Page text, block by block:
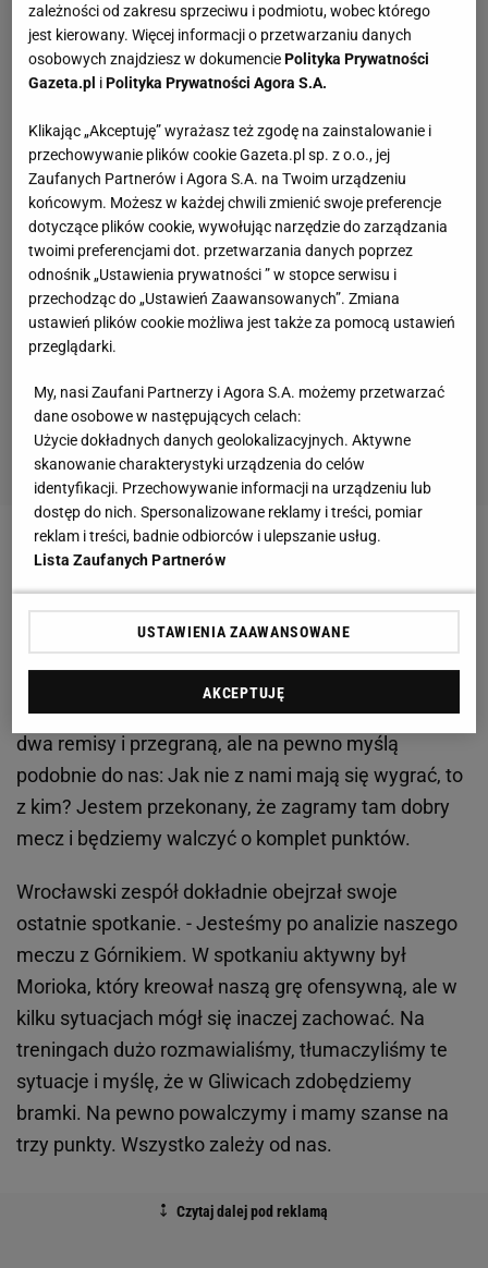
Szkoleniowiec WKS-u nie ukrywa, że jego celem jest
przywiezienie z Górnego Śląska trzech punktów. -
Jedziemy już do wicelidera, choć długo gliwiczanie
zajmowali pierwsze miejsce. Na własne życzenie
Piast rundę wiosenną zaczął gorzej od nas. Zaliczył
dwa remisy i przegraną, ale na pewno myślą
podobnie do nas: Jak nie z nami mają się wygrać, to
z kim? Jestem przekonany, że zagramy tam dobry
mecz i będziemy walczyć o komplet punktów.
Wrocławski zespół dokładnie obejrzał swoje
ostatnie spotkanie. - Jesteśmy po analizie naszego
meczu z Górnikiem. W spotkaniu aktywny był
Morioka, który kreował naszą grę ofensywną, ale w
kilku sytuacjach mógł się inaczej zachować. Na
treningach dużo rozmawialiśmy, tłumaczyliśmy te
sytuacje i myślę, że w Gliwicach zdobędziemy
bramki. Na pewno powalczymy i mamy szanse na
trzy punkty. Wszystko zależy od nas.
zależności od zakresu sprzeciwu i podmiotu, wobec którego
jest kierowany. Więcej informacji o przetwarzaniu danych
osobowych znajdziesz w dokumenciePolityka Prywatności
Gazeta.pl iPolityka Prywatności Agora S.A.
Klikając „Akceptuję” wyrażasz też zgodę na zainstalowanie i
przechowywanie plików cookie Gazeta.pl sp. z o.o., jej
Zaufanych Partnerów i Agora S.A. na Twoim urządzeniu
końcowym. Możesz w każdej chwili zmienić swoje preferencje
dotyczące plików cookie, wywołując narzędzie do zarządzania
twoimi preferencjami dot. przetwarzania danych poprzez
odnośnik „Ustawienia prywatności ” w stopce serwisu i
przechodząc do „Ustawień Zaawansowanych”. Zmiana
ustawień plików cookie możliwa jest także za pomocą ustawień
przeglądarki.
My, nasi Zaufani Partnerzy i Agora S.A. możemy przetwarzać
dane osobowe w następujących celach:
Użycie dokładnych danych geolokalizacyjnych. Aktywne
skanowanie charakterystyki urządzenia do celów
identyfikacji. Przechowywanie informacji na urządzeniu lub
dostęp do nich. Spersonalizowane reklamy i treści, pomiar
reklam i treści, badnie odbiorców i ulepszanie usług.
Lista Zaufanych Partnerów
USTAWIENIA ZAAWANSOWANE
AKCEPTUJĘ